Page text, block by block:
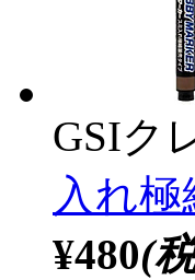
GSIク
入れ
¥480(